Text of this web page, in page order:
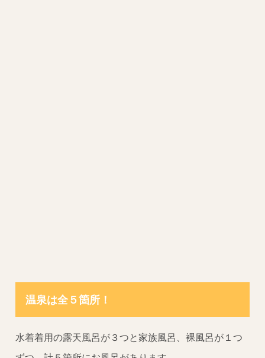
温泉は全５箇所！
水着着用の露天風呂が３つと家族風呂、裸風呂が１つ